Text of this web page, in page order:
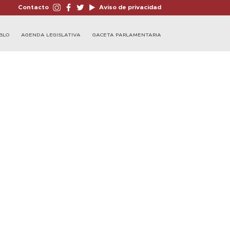
Contacto Aviso de privacidad
AGENDA LEGISLATIVA GACETA PARLAMENTARIA